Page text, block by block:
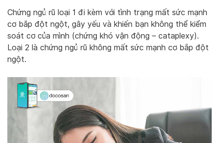
Chứng ngủ rũ loại 1 đi kèm với tình trạng mất sức mạnh
cơ bắp đột ngột, gây yếu và khiến bạn không thể kiểm
soát cơ của mình (chứng khó vận động – cataplexy).
Loại 2 là chứng ngủ rũ không mất sức mạnh cơ bắp đột
ngột.